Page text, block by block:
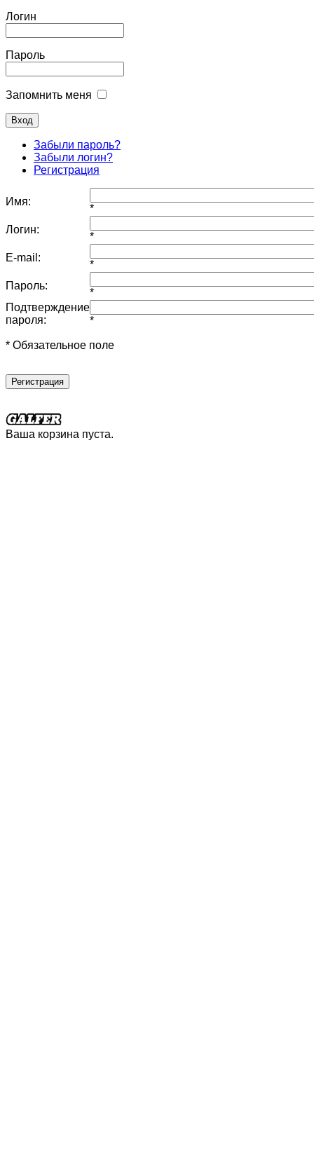
Логин
Пароль
Запомнить меня
Забыли пароль?
Забыли логин?
Регистрация
Имя:
*
Логин:
*
E-mail:
*
Пароль:
*
Подтверждение
пароля:
*
* Обязательное поле
Регистрация
Ваша корзина пуста.